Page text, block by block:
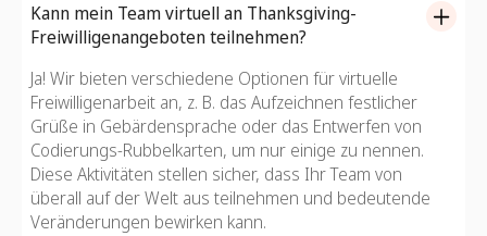
Kann mein Team virtuell an Thanksgiving-
Freiwilligenangeboten teilnehmen?
Ja! Wir bieten verschiedene Optionen für virtuelle
Freiwilligenarbeit an, z. B. das Aufzeichnen festlicher
Grüße in Gebärdensprache oder das Entwerfen von
Codierungs-Rubbelkarten, um nur einige zu nennen.
Diese Aktivitäten stellen sicher, dass Ihr Team von
überall auf der Welt aus teilnehmen und bedeutende
Veränderungen bewirken kann.